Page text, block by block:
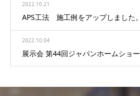
2022.10.21
APS工法 施工例をアップしました。
2022.10.04
展示会 第44回ジャパンホームショー